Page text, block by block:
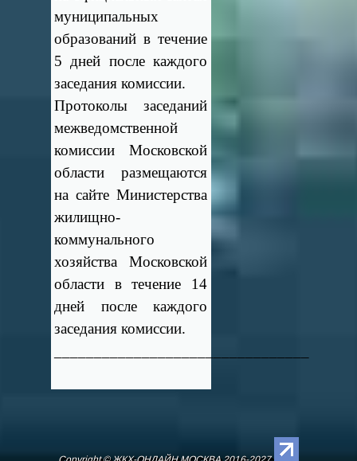
муниципальных
образований в течение
5 дней после каждого
заседания комиссии.
Протоколы заседаний
межведомственной
комиссии Московской
области размещаются
на сайте Министерства
жилищно-
коммунального
хозяйства Московской
области в течение 14
дней после каждого
заседания комиссии.